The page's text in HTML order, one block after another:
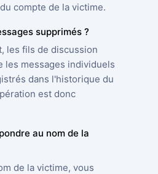
compte de la victime.
supprimés ?
les fils de discussion
les messages individuels
dans l'historique du
est donc
au nom de la
de la victime, vous